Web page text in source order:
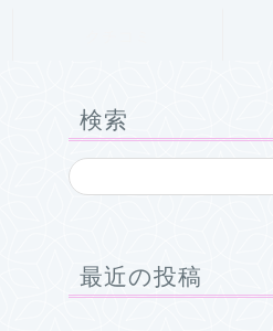
検索
最近の投稿